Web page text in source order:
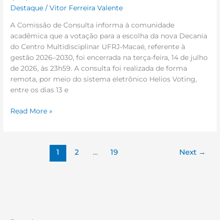
Destaque /Vitor Ferreira Valente
A Comissão de Consulta informa à comunidade
acadêmica que a votação para a escolha da nova Decania
do Centro Multidisciplinar UFRJ-Macaé, referente à
gestão 2026–2030, foi encerrada na terça-feira, 14 de julho
de 2026, às 23h59. A consulta foi realizada de forma
remota, por meio do sistema eletrônico Helios Voting,
entre os dias 13 e
Read More »
1 2 … 19 Next →